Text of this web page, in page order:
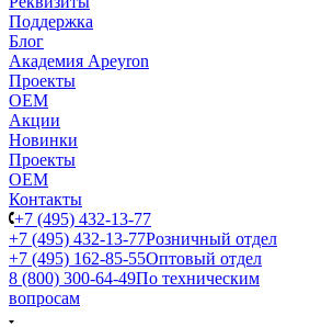
Поддержка
Блог
Академия Apeyron
Проекты
ОЕМ
Акции
Новинки
Проекты
ОЕМ
Контакты
+7 (495) 432-13-77
+7 (495) 432-13-77Розничный отдел
+7 (495) 162-85-55Оптовый отдел
8 (800) 300-64-49По техническим
вопросам